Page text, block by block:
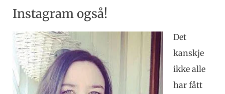
Instagram også!
Det
kanskje
ikke alle
har fått